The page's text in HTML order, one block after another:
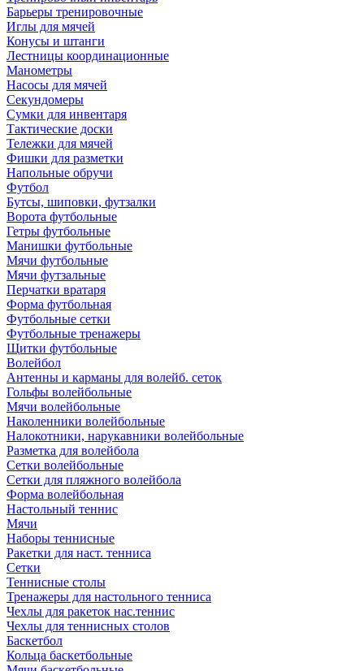
Барьеры тренировочные
Иглы для мячей
Конусы и штанги
Лестницы координационные
Манометры
Насосы для мячей
Секундомеры
Сумки для инвентаря
Тактические доски
Тележки для мячей
Фишки для разметки
Напольные обручи
Футбол
Бутсы, шиповки, футзалки
Ворота футбольные
Гетры футбольные
Манишки футбольные
Мячи футбольные
Мячи футзальные
Перчатки вратаря
Форма футбольная
Футбольные сетки
Футбольные тренажеры
Щитки футбольные
Волейбол
Антенны и карманы для волейб. сеток
Гольфы волейбольные
Мячи волейбольные
Наколенники волейбольные
Налокотники, нарукавники волейбольные
Разметка для волейбола
Сетки волейбольные
Сетки для пляжного волейбола
Форма волейбольная
Настольный теннис
Мячи
Наборы теннисные
Ракетки для наст. тенниса
Сетки
Теннисные столы
Тренажеры для настольного тенниса
Чехлы для ракеток нас.теннис
Чехлы для теннисных столов
Баскетбол
Кольца баскетбольные